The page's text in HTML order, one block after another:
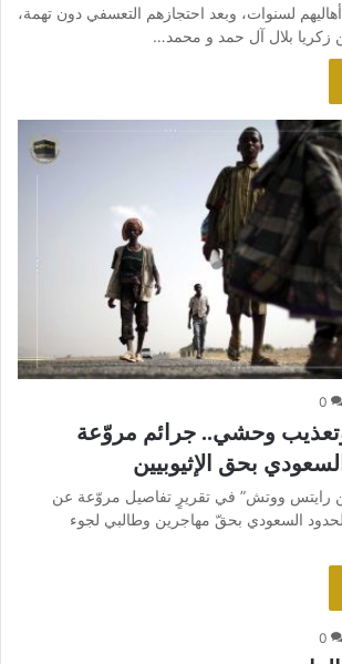
لسنوات، وبعد احتجازهم التعسفي دون تهمة،
زكريا بلال آل حمد و محمد…
0
وحشي.. جرائم مروّعة
بحق الإثيوبيين
ووتش” في تقريرٍ تفاصيل مروّعة عن
السعودي بحقّ مهاجرين وطالبي لجوء
0